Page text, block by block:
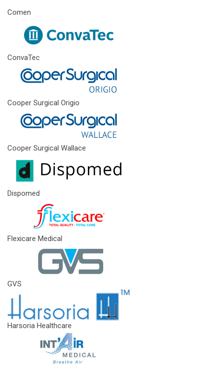
Comen
ConvaTec
Cooper Surgical Origio
Cooper Surgical Wallace
Dispomed
Flexicare Medical
GVS
Harsoria Healthcare